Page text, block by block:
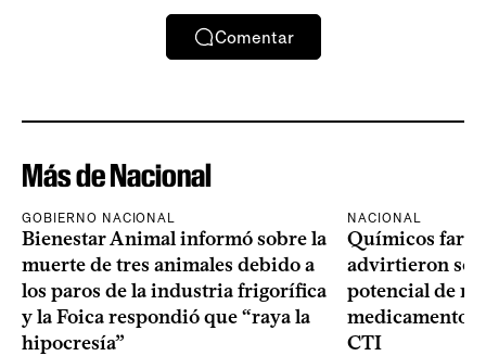
Comentar
Más de Nacional
GOBIERNO NACIONAL
Bienestar Animal informó sobre la
muerte de tres animales debido a
los paros de la industria frigorífica
y la Foica respondió que “raya la
hipocresía”
NACIONAL
Químicos
advirtieron
potencial de
medicamentos
CTI